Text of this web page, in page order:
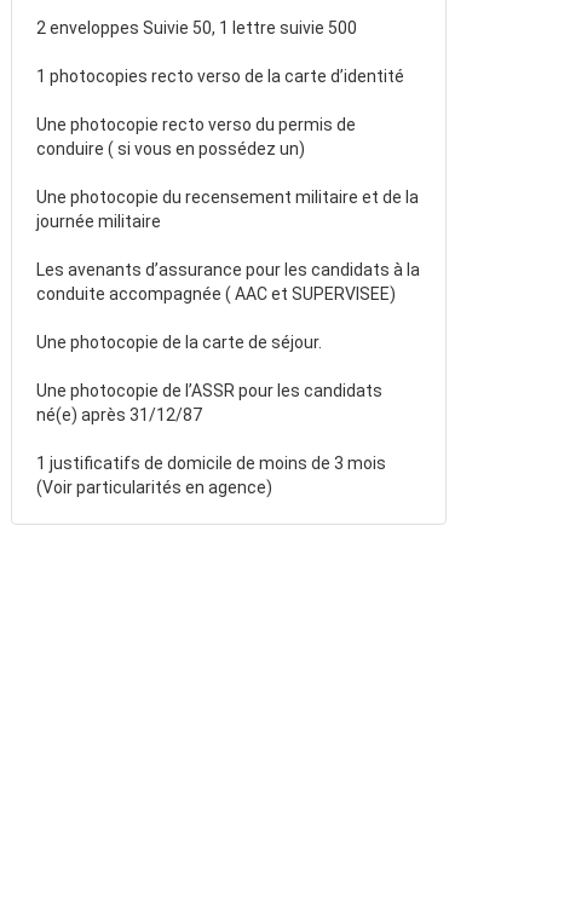
2 enveloppes Suivie 50, 1 lettre suivie 500
1 photocopies recto verso de la carte d’identité
Une photocopie recto verso du permis de
conduire ( si vous en possédez un)
Une photocopie du recensement militaire et de la
journée militaire
Les avenants d’assurance pour les candidats à la
conduite accompagnée ( AAC et SUPERVISEE)
Une photocopie de la carte de séjour.
Une photocopie de l’ASSR pour les candidats
né(e) après 31/12/87
1 justificatifs de domicile de moins de 3 mois
(Voir particularités en agence)